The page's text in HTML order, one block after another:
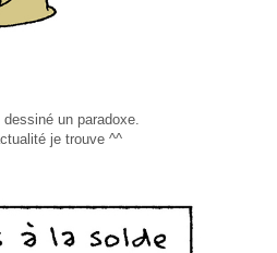
dessiné un paradoxe.
je trouve ^^